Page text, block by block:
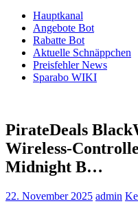
Hauptkanal
Angebote Bot
Rabatte Bot
Aktuelle Schnäppchen
Preisfehler News
Sparabo WIKI
PirateDeals
Wireless-
Midnight B…
22. November 2025 admin